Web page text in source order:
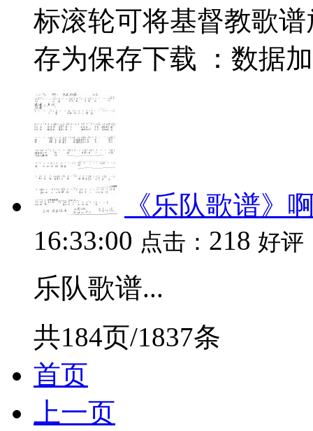
标滚轮可将基督教歌
存为保存下载 ：数据
《乐队歌谱》
16:33:00 点击： 218 好评
乐队歌谱...
共184页/1837条
首页
上一页